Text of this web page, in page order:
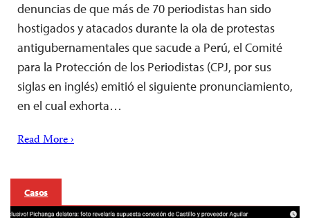
denuncias de que más de 70 periodistas han sido
hostigados y atacados durante la ola de protestas
antigubernamentales que sacude a Perú, el Comité
para la Protección de los Periodistas (CPJ, por sus
siglas en inglés) emitió el siguiente pronunciamiento,
en el cual exhorta…
Read More ›
Casos